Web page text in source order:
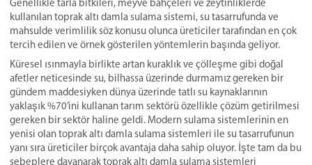
kullanılan toprak altı damla sulama sistemi, su tasarrufunda ve
mahsulde verimlilik söz konusu olunca üreticiler tarafından en çok
tercih edilen ve örnek gösterilen yöntemlerin başında geliyor.
Küresel ısınmayla birlikte artan kuraklık ve çölleşme gibi doğal
afetler neticesinde su, bilhassa üzerinde durmamız gereken bir
gündem maddesiyken dünya üzerinde tatlı su kaynaklarının
yaklaşık %70’ini kullanan tarım sektörü özellikle çözüm getirilmesi
gereken bir sektör haline geldi. Modern sulama sistemlerinin en
yenisi olan toprak altı damla sulama sistemleri ile su tasarrufunun
yanı sıra üreticiler birçok avantaja daha sahip oluyor. İşte tam da bu
sebeplere dayanarak toprak altı damla sulama sistemleri